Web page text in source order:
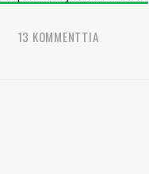
13 KOMMENTTIA